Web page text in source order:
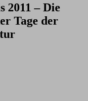
2011 – Die
Tage der